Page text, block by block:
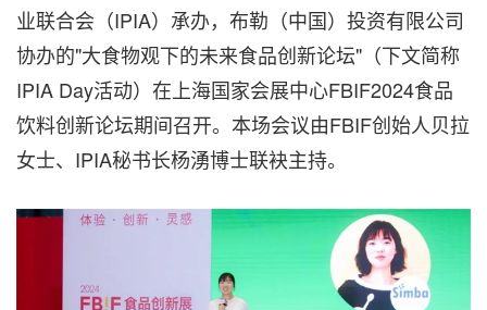
业联合会（IPIA）承办，布勒（中国）投资有限公司
协办的"大食物观下的未来食品创新论坛"（下文简称
IPIA Day活动）在上海国家会展中心FBIF2024食品
饮料创新论坛期间召开。本场会议由FBIF创始人贝拉
女士、IPIA秘书长杨湧博士联袂主持。